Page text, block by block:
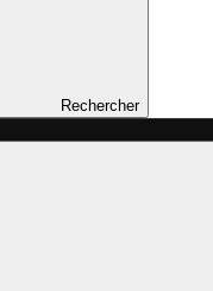
Rechercher